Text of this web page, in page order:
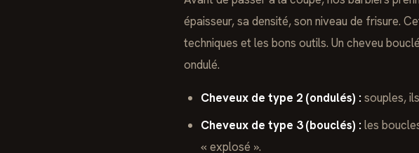
épaisseur, sa densité, son niveau de frisure.
techniques et les bons outils. Un cheveu
ondulé.
Cheveux de type 2 (ondulés) : souples,
Cheveux de type 3 (bouclés) : les
« explosé ».